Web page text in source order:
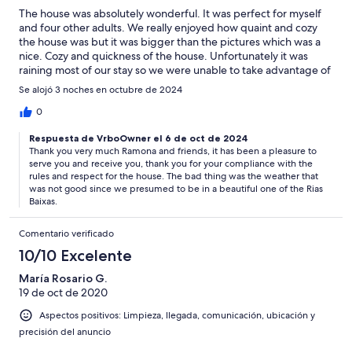
The house was absolutely wonderful. It was perfect for myself
and four other adults. We really enjoyed how quaint and cozy
the house was but it was bigger than the pictures which was a
nice. Cozy and quickness of the house. Unfortunately it was
raining most of our stay so we were unable to take advantage of
the lovely patio. We wish we had more time to just sit in the
living room by the fire. It's just there was just too much to see in
the surrounding areas of Sanxenxo, Santiago and Finesterra.
surrounding areas . It was really lovely and the owners were very
nice. We would definitely stay there again if given the chance.
nice day there again were unable
Se alojó 3 noches en octubre de 2024
0
Respuesta de VrboOwner el 6 de oct de 2024
Thank you very much Ramona and friends, it has been a pleasure to
serve you and receive you, thank you for your compliance with the
rules and respect for the house. The bad thing was the weather that
was not good since we presumed to be in a beautiful one of the Rias
Baixas.
Comentario verificado
10/10 Excelente
María Rosario G.
19 de oct de 2020
Aspectos positivos: Limpieza, llegada, comunicación, ubicación y
precisión del anuncio